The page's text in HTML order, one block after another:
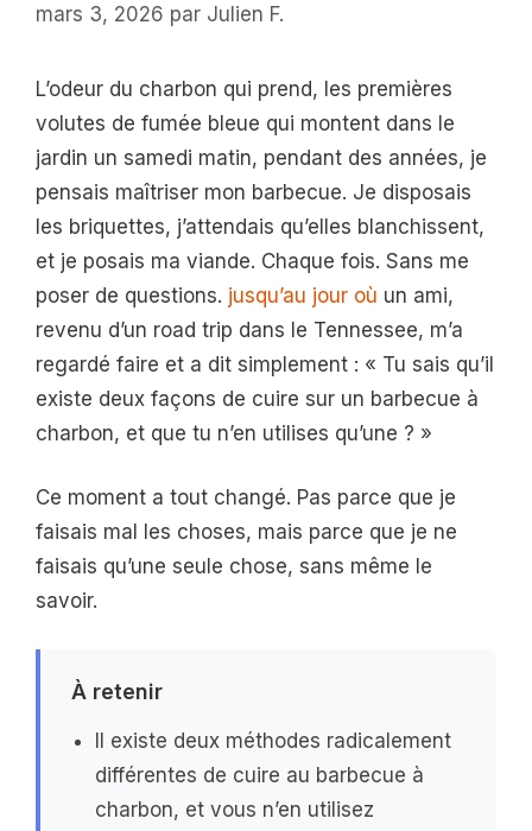
mars 3, 2026 par Julien F.
L’odeur du charbon qui prend, les premières
volutes de fumée bleue qui montent dans le
jardin un samedi matin, pendant des années, je
pensais maîtriser mon barbecue. Je disposais
les briquettes, j’attendais qu’elles blanchissent,
et je posais ma viande. Chaque fois. Sans me
poser de questions. jusqu’au jour où un ami,
revenu d’un road trip dans le Tennessee, m’a
regardé faire et a dit simplement : « Tu sais qu’il
existe deux façons de cuire sur un barbecue à
charbon, et que tu n’en utilises qu’une ? »
Ce moment a tout changé. Pas parce que je
faisais mal les choses, mais parce que je ne
faisais qu’une seule chose, sans même le
savoir.
À retenir
Il existe deux méthodes radicalement
différentes de cuire au barbecue à
charbon, et vous n’en utilisez